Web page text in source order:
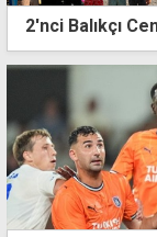
2'nci Balıkçı